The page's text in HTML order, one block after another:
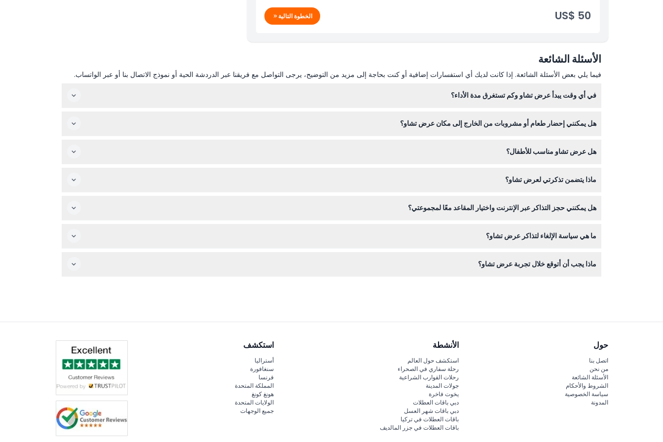
US$ 50 الخطوة التالية
الأسئلة الشائعة
فيما يلي بعض الأسئلة الشائعة. إذا كانت لديك أي استفسارات إضافية أو كنت بحاجة إلى مزيد من التوضيح، يرجى التواصل مع فريقنا عبر الدردشة الحية أو نموذج الاتصال بنا أو عبر الواتساب.
في أي وقت يبدأ عرض تشاو وكم تستغرق مدة الأداء؟
هل يمكنني إحضار طعام أو مشروبات من الخارج إلى مكان عرض تشاو؟
هل عرض تشاو مناسب للأطفال؟
ماذا يتضمن تذكرتي لعرض تشاو؟
هل يمكنني حجز التذاكر عبر الإنترنت واختيار المقاعد معًا لمجموعتي؟
ما هي سياسة الإلغاء لتذاكر عرض تشاو؟
ماذا يجب أن أتوقع خلال تجربة عرض تشاو؟
حول
اتصل بنا
من نحن
الأسئلة الشائعة
الشروط والأحكام
سياسة الخصوصية
المدونة
الأنشطة
استكشف حول العالم
رحلة سفاري في الصحراء
رحلات القوارب الشراعية
جولات المدينة
يخوت فاخرة
دبي باقات العطلات
دبي باقات شهر العسل
باقات العطلات في تركيا
باقات العطلات في جزر المالديف
استكشف
أستراليا
سنغافورة
فرنسا
المملكة المتحدة
هونغ كونغ
الولايات المتحدة
جميع الوجهات